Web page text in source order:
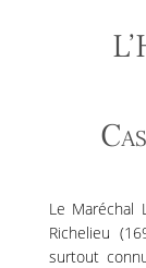
Le Maréchal
Richelieu
surtout